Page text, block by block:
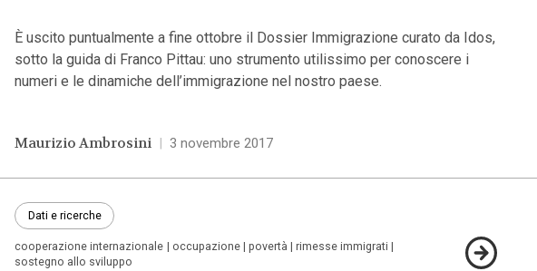
È uscito puntualmente a fine ottobre il Dossier Immigrazione curato da Idos,
sotto la guida di Franco Pittau: uno strumento utilissimo per conoscere i
numeri e le dinamiche dell’immigrazione nel nostro paese.
Maurizio Ambrosini | 3 novembre 2017
Dati e ricerche
cooperazione internazionale occupazione povertà
rimesse immigrati
sostegno allo sviluppo